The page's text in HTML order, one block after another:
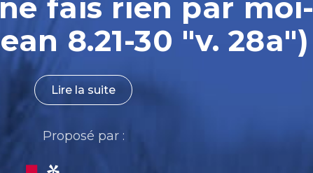
fais rien par moi-
8.21-30 "v. 28a")
Lire la suite
Proposé par :